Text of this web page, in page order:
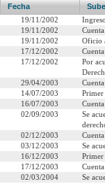
3134-
Título:
de Ingreso: Martes
Senado
de Proyecto: Proyecto
Etapa:
Fecha
19/11/2002
19/11/2002
19/11/2002
Oficio
17/12/2002
17/12/2002
Por
29/04/2003
14/07/2003
Primer
16/07/2003
02/09/2003
Se
02/12/2003
03/12/2003 Se
16/12/2003
Primer
17/12/2003
02/03/2004 Se